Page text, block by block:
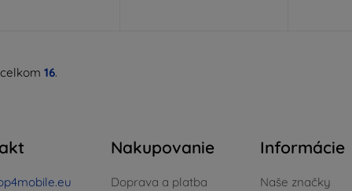
16.
Nakupovanie
Doprava a platba
Informácie
Naše značky